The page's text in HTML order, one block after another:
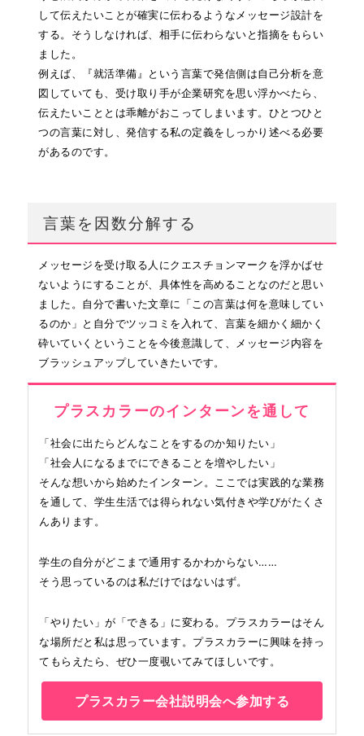
して伝えたいことが確実に伝わるようなメッセージ設計を
する。そうしなければ、相手に伝わらないと指摘をもらい
ました。
例えば、『就活準備』という言葉で発信側は自己分析を意
図していても、受け取り手が企業研究を思い浮かべたら、
伝えたいこととは乖離がおこってしまいます。ひとつひと
つの言葉に対し、発信する私の定義をしっかり述べる必要
があるのです。
言葉を因数分解する
メッセージを受け取る人にクエスチョンマークを浮かばせ
ないようにすることが、具体性を高めることなのだと思い
ました。自分で書いた文章に「この言葉は何を意味してい
るのか」と自分でツッコミを入れて、言葉を細かく細かく
砕いていくということを今後意識して、メッセージ内容を
ブラッシュアップしていきたいです。
プラスカラーのインターンを通して
「社会に出たらどんなことをするのか知りたい」
「社会人になるまでにできることを増やしたい」
そんな想いから始めたインターン。ここでは実践的な業務
を通して、学生生活では得られない気付きや学びがたくさ
んあります。
学生の自分がどこまで通用するかわからない……
そう思っているのは私だけではないはず。
「やりたい」が「できる」に変わる。プラスカラーはそん
な場所だと私は思っています。プラスカラーに興味を持っ
てもらえたら、ぜひ一度覗いてみてほしいです。
プラスカラー会社説明会へ参加する